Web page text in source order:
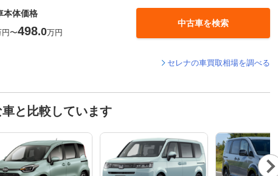
本体価格
〜498.0万円
中古車を検索
セレナの車買取相場を調べる
と比較しています
Nex
t